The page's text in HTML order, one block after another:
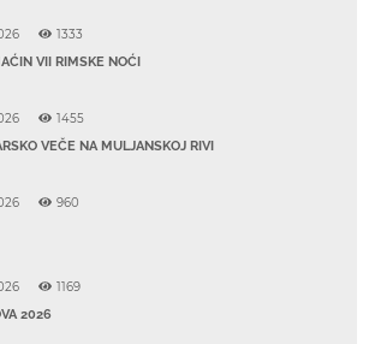
1333
VII RIMSKE NOĆI
1455
VEČE NA MULJANSKOJ RIVI
960
1169
2026